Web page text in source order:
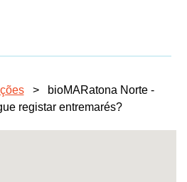
>
bioMARatona Norte -
registar entremarés?